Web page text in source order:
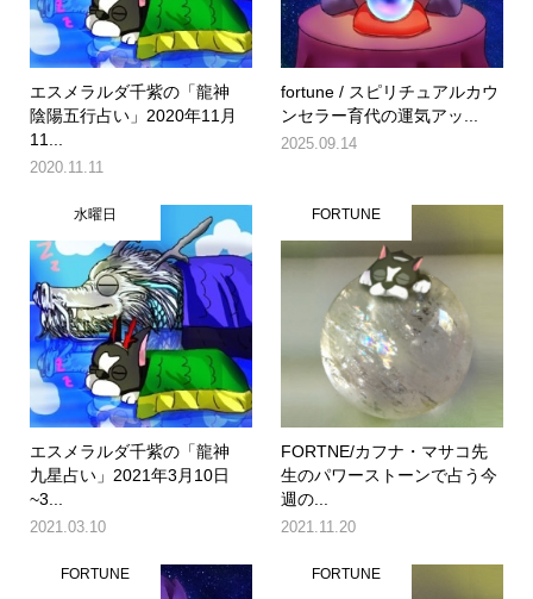
エスメラルダ千紫の「龍神
陰陽五行占い」2020年11月
11...
2020.11.11
fortune / スピリチュアルカウ
ンセラー育代の運気アッ...
2025.09.14
水曜日
エスメラルダ千紫の「龍神
九星占い」2021年3月10日
~3...
2021.03.10
FORTUNE
FORTNE/カフナ・マサコ先
生のパワーストーンで占う今
週の...
2021.11.20
FORTUNE FORTUNE